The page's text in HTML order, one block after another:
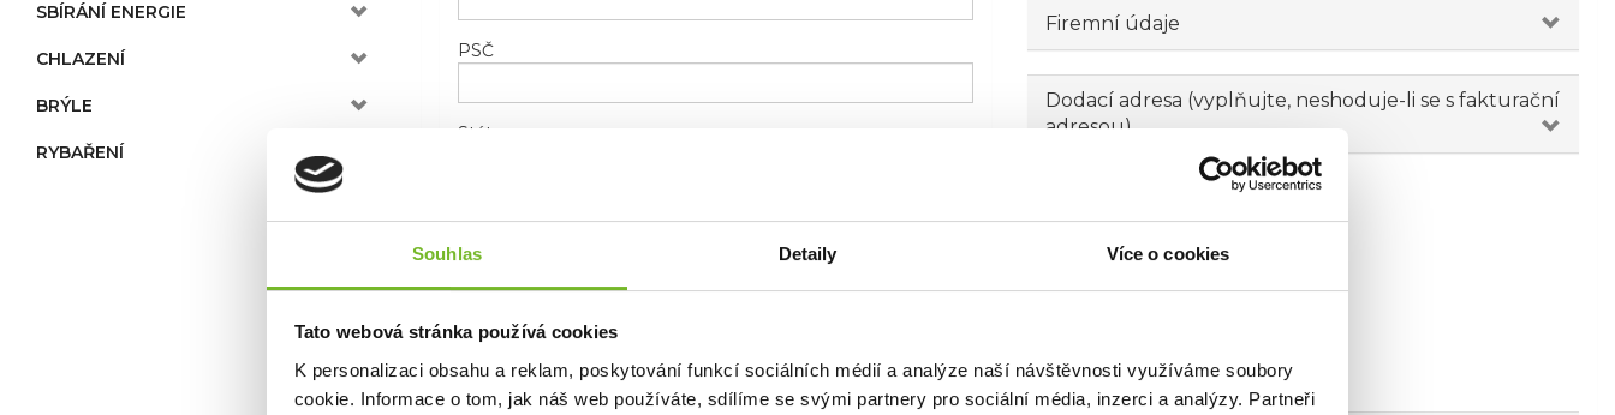
Souhlas Detaily Více o cookies
Tato webová stránka používá cookies
K personalizaci obsahu a reklam, poskytování funkcí sociálních médií a analýze naší návštěvnosti využíváme soubory
cookie. Informace o tom, jak náš web používáte, sdílíme se svými partnery pro sociální média, inzerci a analýzy. Partneři
SBÍRÁNÍ ENERGIE
CHLAZENÍ
BRÝLE
RYBAŘENÍ
PSČ
Stát
Telefon
Firemní údaje
Dodací adresa (vyplňujte, neshoduje-li se s fakturační
adresou)